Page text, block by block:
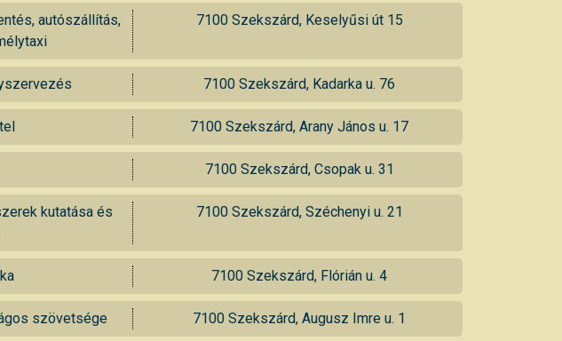
autószállítás,
7100 Szekszárd, Keselyűsi út 15
7100 Szekszárd, Kadarka u. 76
7100 Szekszárd, Arany János u. 17
7100 Szekszárd, Csopak u. 31
kutatása és
7100 Szekszárd, Széchenyi u. 21
7100 Szekszárd, Flórián u. 4
szövetsége 7100 Szekszárd, Augusz Imre u. 1